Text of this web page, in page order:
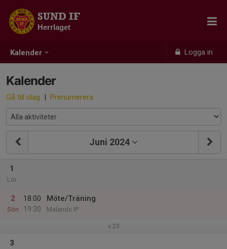
Kalender Logga in
SUND IF
Herrlaget
Kalender
Gå till idag | Prenumerera
Juni 2024
1
Lör
2
Sön
18:00
19:30
Möte/Träning
Malands IP
v.23
3